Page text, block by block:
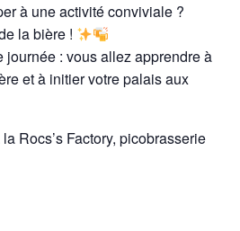
à une activité conviviale ?
la bière !
journée : vous allez apprendre à
et à initier votre palais aux
Rocs’s Factory, picobrasserie